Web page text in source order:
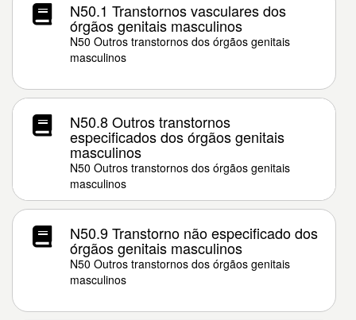
N50.1 Transtornos vasculares dos
órgãos genitais masculinos
N50 Outros transtornos dos órgãos genitais
masculinos
N50.8 Outros transtornos
especificados dos órgãos genitais
masculinos
N50 Outros transtornos dos órgãos genitais
masculinos
N50.9 Transtorno não especificado dos
órgãos genitais masculinos
N50 Outros transtornos dos órgãos genitais
masculinos